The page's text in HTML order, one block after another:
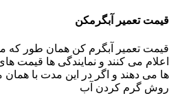
قیمت تعمیر آبگرمکن
قیمت تعمیر آبگرم کن همان طور که
اعلام می کنند و نمایندگی ها قیمت
ها می دهند و اگر در این مدت با
روش گرم کردن آب